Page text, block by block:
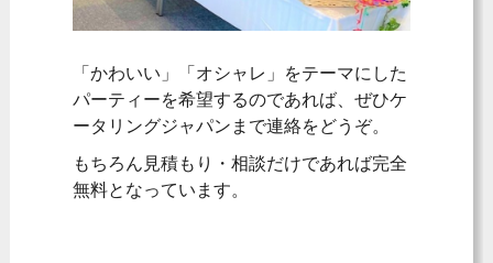
「かわいい」「オシャレ」をテーマにした
パーティーを希望するのであれば、ぜひケ
ータリングジャパンまで連絡をどうぞ。
もちろん見積もり・相談だけであれば完全
無料となっています。